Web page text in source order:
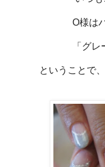
O様は
「グ
ということで